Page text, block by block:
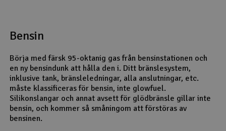
Bensin
Börja med färsk 95-oktanig gas från bensinstationen och
en ny bensindunk att hålla den i. Ditt bränslesystem,
inklusive tank, bränsleledningar, alla anslutningar, etc.
måste klassificeras för bensin, inte glowfuel.
Silikonslangar och annat avsett för glödbränsle gillar inte
bensin, och kommer så småningom att förstöras av
bensinen.